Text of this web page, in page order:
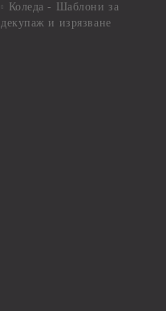
Коледа - Шаблони за
декупаж и изрязване